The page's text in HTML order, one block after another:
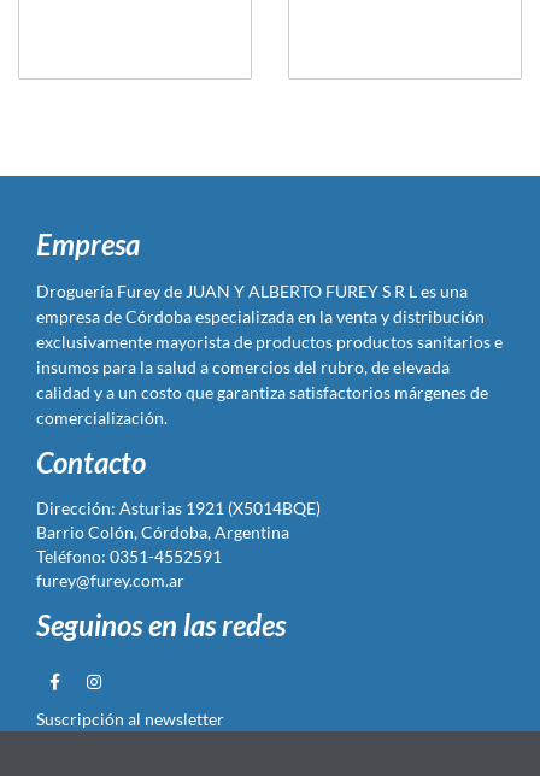
Empresa
Droguería Furey de JUAN Y ALBERTO FUREY S R L es una
empresa de Córdoba especializada en la venta y distribución
exclusivamente mayorista de productos productos sanitarios e
insumos para la salud a comercios del rubro, de elevada
calidad y a un costo que garantiza satisfactorios márgenes de
comercialización.
Contacto
Dirección: Asturias 1921 (X5014BQE)
Barrio Colón, Córdoba, Argentina
Teléfono: 0351-4552591
furey@furey.com.ar
Seguinos en las redes
Suscripción al newsletter